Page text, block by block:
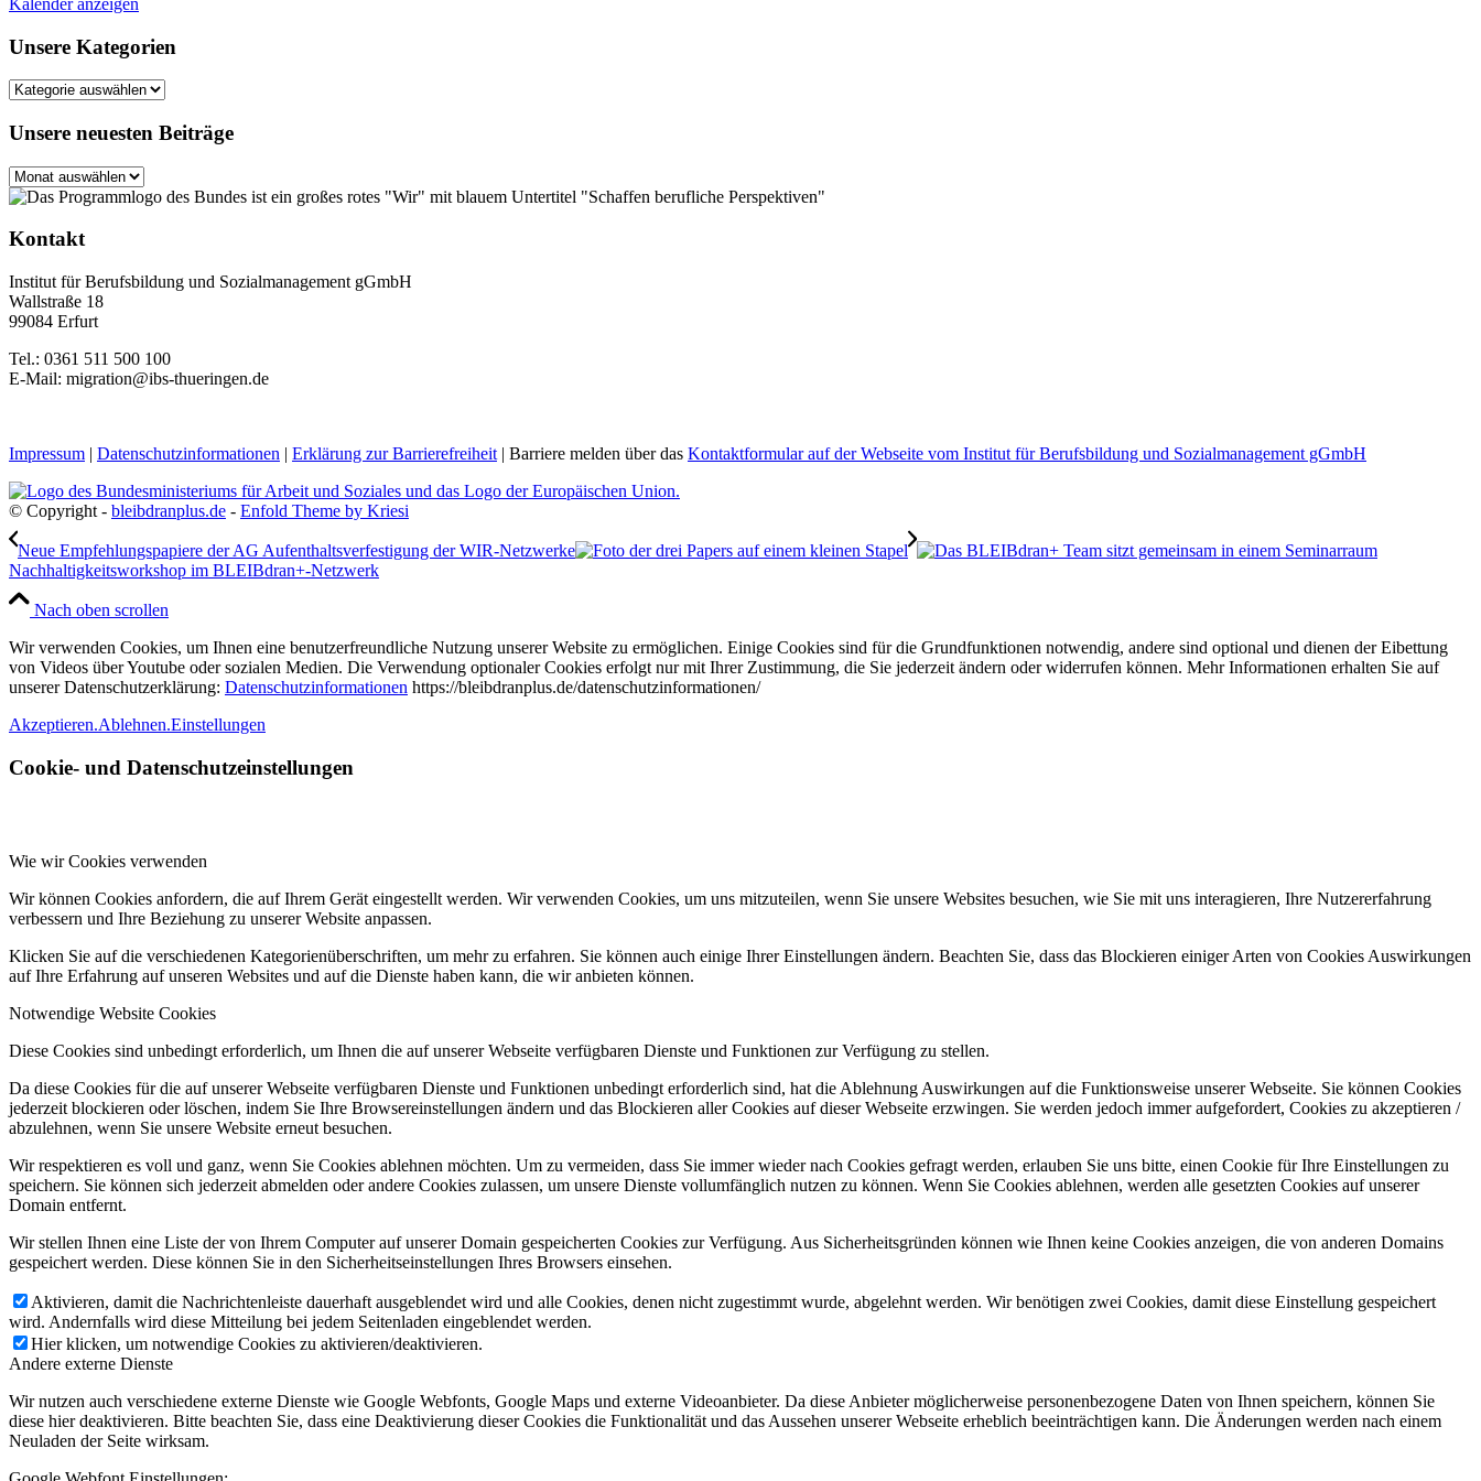
Unsere Kategorien
Unsere
Unsere neuesten Beiträge
Unsere
neuesten
Kontakt
Institut für Berufsbildung und Sozialmanagement gGmbH
Wallstraße 18
99084 Erfurt
Tel.: 0361 511 500 100
E-Mail: migration@ibs-thueringen.de
Impressum | Datenschutzinformationen | Erklärung zur Barrierefreiheit | Barriere melden über das Kontaktformular auf der Webseite vom Institut für Berufsbildung und Sozialmanagement gGmbH
© Copyright - bleibdranplus.de - Enfold Theme by Kriesi
Neue Empfehlungspapiere der AG Aufenthaltsverfestigung der WIR-Netzwerke
Nachhaltigkeitsworkshop im BLEIBdran+-Netzwerk
Nach oben scrollen
Wir verwenden Cookies, um Ihnen eine benutzerfreundliche Nutzung unserer Website zu ermöglichen. Einige Cookies sind für die Grundfunktionen notwendig, andere sind optional und dienen der Eibettung
von Videos über Youtube oder sozialen Medien. Die Verwendung optionaler Cookies erfolgt nur mit Ihrer Zustimmung, die Sie jederzeit ändern oder widerrufen können. Mehr Informationen erhalten Sie auf
unserer Datenschutzerklärung: Datenschutzinformationen https://bleibdranplus.de/datenschutzinformationen/
Akzeptieren.Ablehnen.Einstellungen
Cookie- und Datenschutzeinstellungen
Wie wir Cookies verwenden
Wir können Cookies anfordern, die auf Ihrem Gerät eingestellt werden. Wir verwenden Cookies, um uns mitzuteilen, wenn Sie unsere Websites besuchen, wie Sie mit uns interagieren, Ihre Nutzererfahrung
verbessern und Ihre Beziehung zu unserer Website anpassen.
Klicken Sie auf die verschiedenen Kategorienüberschriften, um mehr zu erfahren. Sie können auch einige Ihrer Einstellungen ändern. Beachten Sie, dass das Blockieren einiger Arten von Cookies Auswirkungen
auf Ihre Erfahrung auf unseren Websites und auf die Dienste haben kann, die wir anbieten können.
Notwendige Website Cookies
Diese Cookies sind unbedingt erforderlich, um Ihnen die auf unserer Webseite verfügbaren Dienste und Funktionen zur Verfügung zu stellen.
Da diese Cookies für die auf unserer Webseite verfügbaren Dienste und Funktionen unbedingt erforderlich sind, hat die Ablehnung Auswirkungen auf die Funktionsweise unserer Webseite. Sie können Cookies
jederzeit blockieren oder löschen, indem Sie Ihre Browsereinstellungen ändern und das Blockieren aller Cookies auf dieser Webseite erzwingen. Sie werden jedoch immer aufgefordert, Cookies zu akzeptieren /
abzulehnen, wenn Sie unsere Website erneut besuchen.
Wir respektieren es voll und ganz, wenn Sie Cookies ablehnen möchten. Um zu vermeiden, dass Sie immer wieder nach Cookies gefragt werden, erlauben Sie uns bitte, einen Cookie für Ihre Einstellungen zu
speichern. Sie können sich jederzeit abmelden oder andere Cookies zulassen, um unsere Dienste vollumfänglich nutzen zu können. Wenn Sie Cookies ablehnen, werden alle gesetzten Cookies auf unserer
Domain entfernt.
Wir stellen Ihnen eine Liste der von Ihrem Computer auf unserer Domain gespeicherten Cookies zur Verfügung. Aus Sicherheitsgründen können wie Ihnen keine Cookies anzeigen, die von anderen Domains
gespeichert werden. Diese können Sie in den Sicherheitseinstellungen Ihres Browsers einsehen.
Aktivieren, damit die Nachrichtenleiste dauerhaft ausgeblendet wird und alle Cookies, denen nicht zugestimmt wurde, abgelehnt werden. Wir benötigen zwei Cookies, damit diese Einstellung gespeichert
wird. Andernfalls wird diese Mitteilung bei jedem Seitenladen eingeblendet werden.
Hier klicken, um notwendige Cookies zu aktivieren/deaktivieren.
Andere externe Dienste
Wir nutzen auch verschiedene externe Dienste wie Google Webfonts, Google Maps und externe Videoanbieter. Da diese Anbieter möglicherweise personenbezogene Daten von Ihnen speichern, können Sie
diese hier deaktivieren. Bitte beachten Sie, dass eine Deaktivierung dieser Cookies die Funktionalität und das Aussehen unserer Webseite erheblich beeinträchtigen kann. Die Änderungen werden nach einem
Neuladen der Seite wirksam.